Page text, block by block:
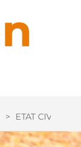
> ETAT CIVIL